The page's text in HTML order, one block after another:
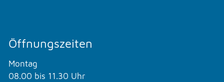
Öffnungszeiten
Montag
08.00 bis 11.30 Uhr